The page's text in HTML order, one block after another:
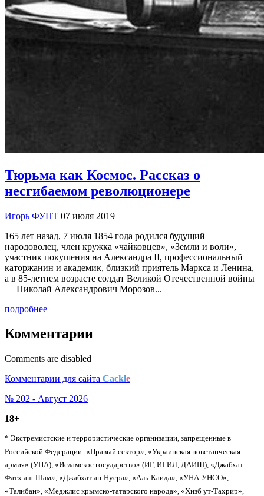
Тюрьма как Космос. Рассказ о
несгибаемом революционере
Игорь ФУНТ 07 июля 2019
165 лет назад, 7 июля 1854 года родился будущий
народоволец, член кружка «чайковцев», «Земли и воли»,
участник покушения на Александра II, профессиональный
каторжанин и академик, близкий приятель Маркса и Ленина,
а в 85-летнем возрасте солдат Великой Отечественной войны
— Николай Александрович Морозов...
подробнее
Комментарии
Comments are disabled
Комментарии для сайта Cackle
№ 202 - Август 2026
18+
* Экстремистские и террористические организации, запрещенные в
Российской Федерации: «Правый сектор», «Украинская повстанческая
армия» (УПА), «Исламское государство» (ИГ, ИГИЛ, ДАИШ), «Джабхат
Фатх аш-Шам», «Джабхат ан-Нусра», «Аль-Каида», «УНА-УНСО»,
«Талибан», «Меджлис крымско-татарского народа», «Хизб ут-Тахрир»,